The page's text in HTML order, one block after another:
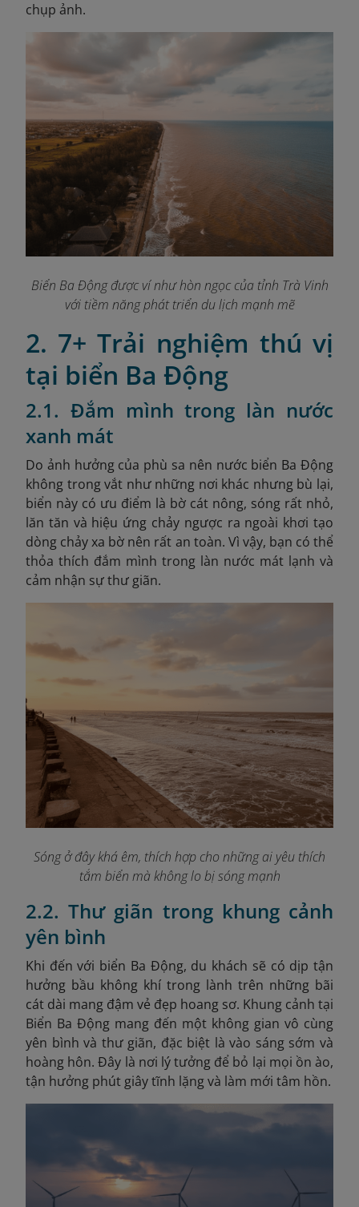
chụp ảnh.
Biển Ba Động được ví như hòn ngọc của tỉnh Trà Vinh
với tiềm năng phát triển du lịch mạnh mẽ
2. 7+ Trải nghiệm thú vị
tại biển Ba Động
2.1. Đắm mình trong làn nước
xanh mát
Do ảnh hưởng của phù sa nên nước biển Ba Động
không trong vắt như những nơi khác nhưng bù lại,
biển này có ưu điểm là bờ cát nông, sóng rất nhỏ,
lăn tăn và hiệu ứng chảy ngược ra ngoài khơi tạo
dòng chảy xa bờ nên rất an toàn. Vì vậy, bạn có thể
thỏa thích đắm mình trong làn nước mát lạnh và
cảm nhận sự thư giãn.
Sóng ở đây khá êm, thích hợp cho những ai yêu thích
tắm biển mà không lo bị sóng mạnh
2.2. Thư giãn trong khung cảnh
yên bình
Khi đến với biển Ba Động, du khách sẽ có dịp tận
hưởng bầu không khí trong lành trên những bãi
cát dài mang đậm vẻ đẹp hoang sơ. Khung cảnh tại
Biển Ba Động mang đến một không gian vô cùng
yên bình và thư giãn, đặc biệt là vào sáng sớm và
hoàng hôn. Đây là nơi lý tưởng để bỏ lại mọi ồn ào,
tận hưởng phút giây tĩnh lặng và làm mới tâm hồn.